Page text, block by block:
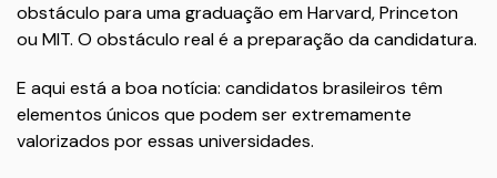
obstáculo para uma graduação em Harvard, Princeton
ou MIT. O obstáculo real é a preparação da candidatura.
E aqui está a boa notícia: candidatos brasileiros têm
elementos únicos que podem ser extremamente
valorizados por essas universidades.